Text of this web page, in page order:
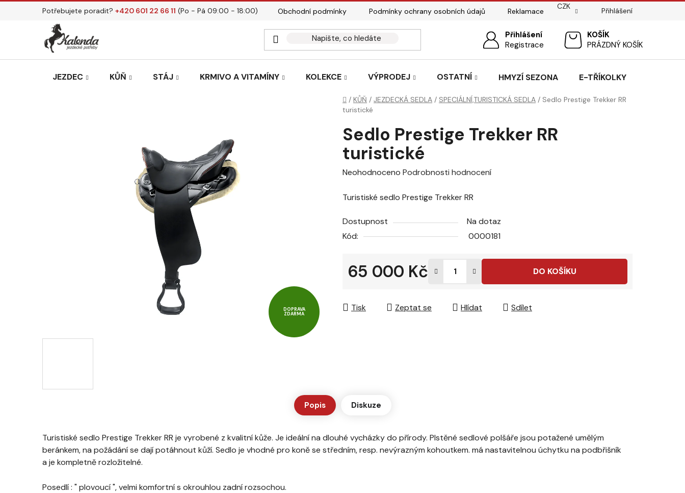
Přejít
Potřebujete poradit? +420 601 22 66 11 (Po - Pá 09:00 - 18:00) Obchodní podmínky Podmínky ochrany osobních údajů
Reklamace
Pasování sedel pro koně
CZK
Přihlášení
Přihlášení
Registrace
NÁKUPNÍPRÁZDNÝ KOŠÍK
JEZDEC KŮŇ STÁJ KRMIVO A VITAMÍNY KOLEKCE VÝPRODEJ OSTATNÍ HMYZÍ SEZONA E-TŘÍKOLKY
Domů
/ KŮŇ / JEZDECKÁ SEDLA / SPECIÁLNÍ,TURISTICKÁ SEDLA / Sedlo Prestige Trekker RR
turistické
Sedlo Prestige Trekker RR
turistické
Průměrné
produktu
0,0
z
hvězdiček.
Neohodnoceno Podrobnosti hodnocení
Turistiské sedlo Prestige Trekker RR
Dostupnost
Na dotaz
Kód:
0000181
65 000 Kč DO KOŠÍKU
Tisk Zeptat se Hlídat Sdílet
DOPRAVA
ZDARMA
Popis Diskuze
Turistiské sedlo Prestige Trekker RR je vyrobené z kvalitní kůže. Je ideální na dlouhé vycházky do přírody. Plstěné sedlové polšáře jsou potažené umělým
beránkem, na požádání se dají potáhnout kůží. Sedlo je vhodné pro koně se středním, resp. nevýrazným kohoutkem. má nastavitelnou úchytku na podbřišník
a je kompletně rozložitelné.
Posedlí : " plovoucí ", velmi komfortní s okrouhlou zadní rozsochou.